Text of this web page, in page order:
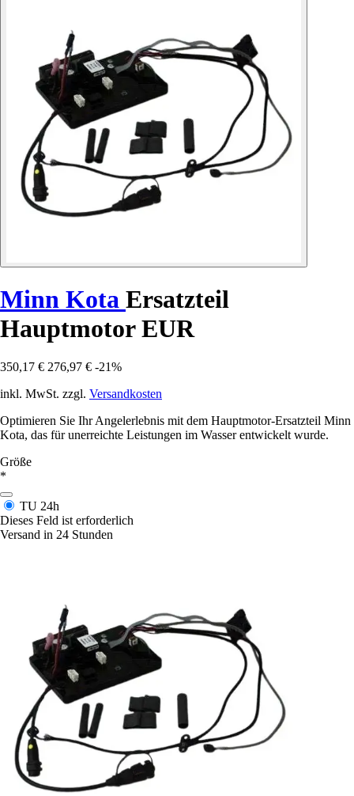
Minn Kota Ersatzteil
Hauptmotor EUR
350,17 € 276,97 € -21%
inkl. MwSt. zzgl. Versandkosten
Optimieren Sie Ihr Angelerlebnis mit dem Hauptmotor-Ersatzteil Minn
Kota, das für unerreichte Leistungen im Wasser entwickelt wurde.
Größe
*
TU 24h
Dieses Feld ist erforderlich
Versand in 24 Stunden